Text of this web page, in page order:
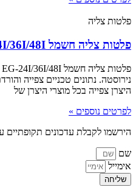
פלטות צליה
פלטות צליה חשמל EG-24I/36I/48I
נירוסטה. נתונים טכניים צפייה
היצרן צפייה בכל מוצרי היצרן של
לפרטים נוספים »
הירשמו לקבלת עדכונים תקופתיים
שם
אימייל
שליחה